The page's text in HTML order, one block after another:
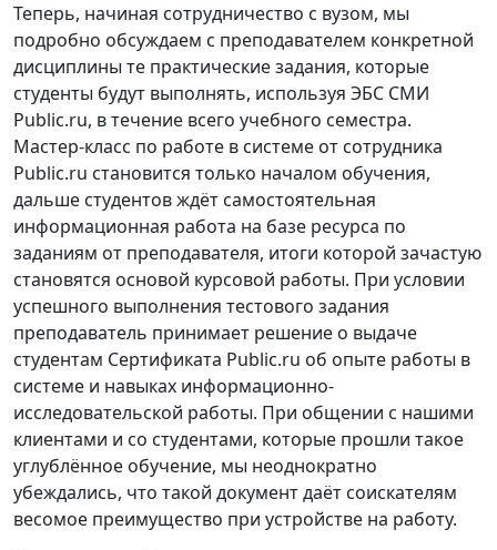
Теперь, начиная сотрудничество с вузом, мы
подробно обсуждаем с преподавателем конкретной
дисциплины те практические задания, которые
студенты будут выполнять, используя ЭБС СМИ
Public.ru, в течение всего учебного семестра.
Мастер-класс по работе в системе от сотрудника
Public.ru становится только началом обучения,
дальше студентов ждёт самостоятельная
информационная работа на базе ресурса по
заданиям от преподавателя, итоги которой зачастую
становятся основой курсовой работы. При условии
успешного выполнения тестового задания
преподаватель принимает решение о выдаче
студентам Сертификата Public.ru об опыте работы в
системе и навыках информационно-
исследовательской работы. При общении с нашими
клиентами и со студентами, которые прошли такое
углублённое обучение, мы неоднократно
убеждались, что такой документ даёт соискателям
весомое преимущество при устройстве на работу.